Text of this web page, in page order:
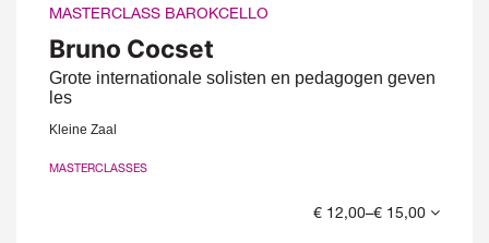
Bruno Cocset
Grote internationale solisten en pedagogen geven
les
MASTERCLASS BAROKCELLO
Kleine Zaal
MASTERCLASSES
€ 12,00–€ 15,00